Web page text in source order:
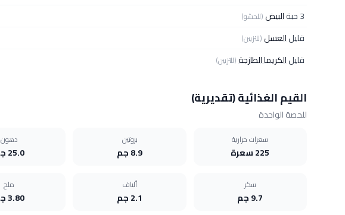
3 حبة البيض(للحشو)
قليلالعسل(للتزيين)
قليلالكريما الطازجة(للتزيين)
القيم الغذائية (تقديرية)
للحصة الواحدة
سعرات حرارية
225 سعرة
بروتين
8.9 جم
دهون
25.0 جم
سكر
9.7 جم
ألياف
2.1 جم
ملح
3.80 جم